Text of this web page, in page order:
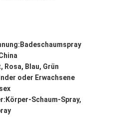
Badeschaumspray
Rosa, Blau, Grün
oder Erwachsene
Körper-Schaum-Spray,